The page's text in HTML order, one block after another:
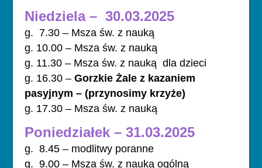
Niedziela – 30.03.2025
g. 7.30 – Msza św. z nauką
g. 10.00 – Msza św. z nauką
g. 11.30 – Msza św. z nauką dla dzieci
g. 16.30 –Gorzkie Żale z kazaniem
pasyjnym – (przynosimy krzyże)
g. 17.30 – Msza św. z nauką
Poniedziałek – 31.03.2025
g. 8.45 – modlitwy poranne
g. 9.00 – Msza św. z nauką ogólną